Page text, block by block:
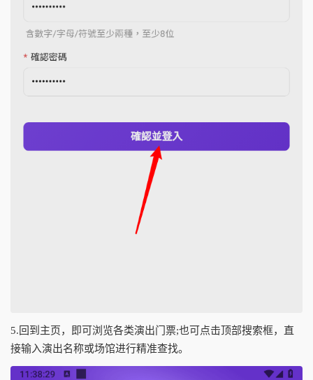
5.回到主页，即可浏览各类演出门票;也可点击顶部搜索框，直
接输入演出名称或场馆进行精准查找。